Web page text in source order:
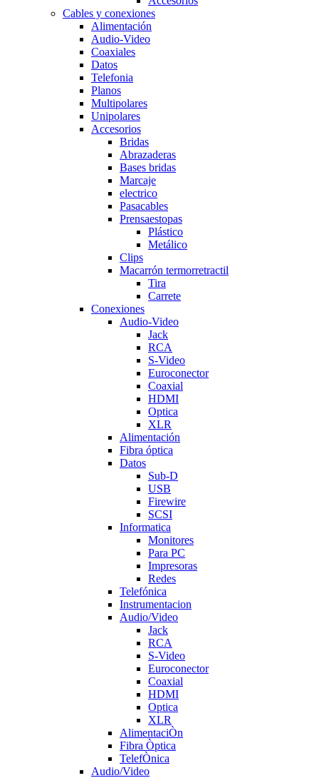
Cables y conexiones
Alimentación
Audio-Video
Coaxiales
Datos
Telefonia
Planos
Multipolares
Unipolares
Accesorios
Bridas
Abrazaderas
Bases bridas
Marcaje
electrico
Pasacables
Prensaestopas
Plástico
Metálico
Clips
Macarrón termorretractil
Tira
Carrete
Conexiones
Audio-Video
Jack
RCA
S-Video
Euroconector
Coaxial
HDMI
Optica
XLR
Alimentación
Fibra óptica
Datos
Sub-D
USB
Firewire
SCSI
Informatica
Monitores
Para PC
Impresoras
Redes
Telefónica
Instrumentacion
Audio/Video
Jack
RCA
S-Video
Euroconector
Coaxial
HDMI
Optica
XLR
AlimentaciÒn
Fibra Òptica
TelefÒnica
Audio/Video